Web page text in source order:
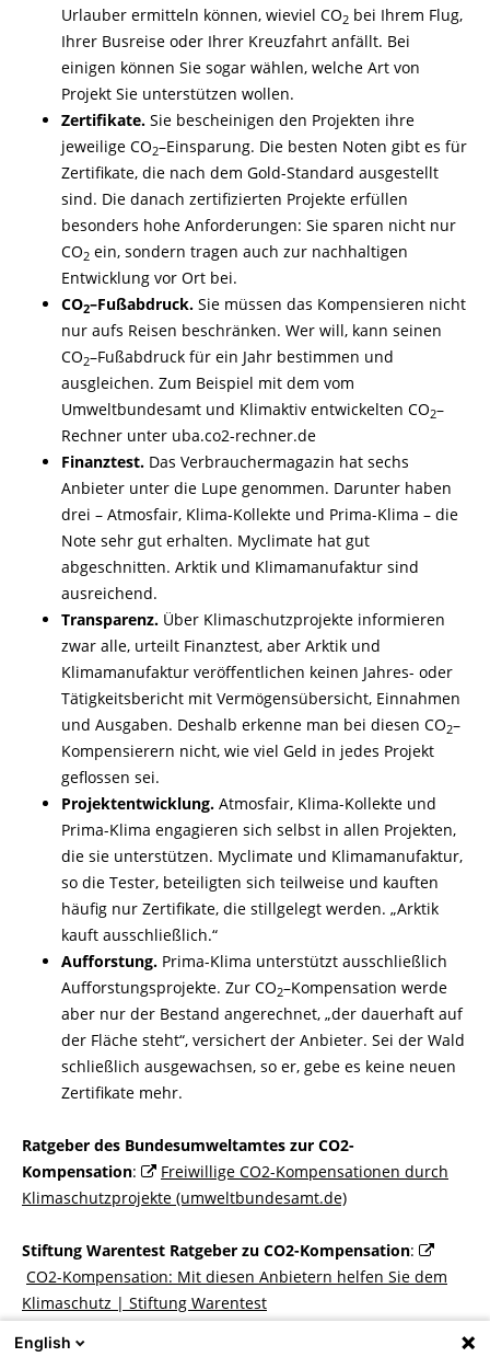
Urlauber ermitteln können, wieviel CO2 bei Ihrem Flug,
Ihrer Busreise oder Ihrer Kreuzfahrt anfällt. Bei
einigen können Sie sogar wählen, welche Art von
Projekt Sie unterstützen wollen.
Zertifikate. Sie bescheinigen den Projekten ihre
jeweilige CO2–Einsparung. Die besten Noten gibt es für
Zertifikate, die nach dem Gold-Standard ausgestellt
sind. Die danach zertifizierten Projekte erfüllen
besonders hohe Anforderungen: Sie sparen nicht nur
CO2 ein, sondern tragen auch zur nachhaltigen
Entwicklung vor Ort bei.
CO2–Fußabdruck. Sie müssen das Kompensieren nicht
nur aufs Reisen beschränken. Wer will, kann seinen
CO2–Fußabdruck für ein Jahr bestimmen und
ausgleichen. Zum Beispiel mit dem vom
Umweltbundesamt und Klimaktiv entwickelten CO2–
Rechner unter uba.co2-rechner.de
Finanztest. Das Verbrauchermagazin hat sechs
Anbieter unter die Lupe genommen. Darunter haben
drei – Atmosfair, Klima-Kollekte und Prima-Klima – die
Note sehr gut erhalten. Myclimate hat gut
abgeschnitten. Arktik und Klimamanufaktur sind
ausreichend.
Transparenz. Über Klimaschutzprojekte informieren
zwar alle, urteilt Finanztest, aber Arktik und
Klimamanufaktur veröffentlichen keinen Jahres- oder
Tätigkeitsbericht mit Vermögensübersicht, Einnahmen
und Ausgaben. Deshalb erkenne man bei diesen CO2–
Kompensierern nicht, wie viel Geld in jedes Projekt
geflossen sei.
Projektentwicklung. Atmosfair, Klima-Kollekte und
Prima-Klima engagieren sich selbst in allen Projekten,
die sie unterstützen. Myclimate und Klimamanufaktur,
so die Tester, beteiligten sich teilweise und kauften
häufig nur Zertifikate, die stillgelegt werden. „Arktik
kauft ausschließlich.“
Aufforstung. Prima-Klima unterstützt ausschließlich
Aufforstungsprojekte. Zur CO2–Kompensation werde
aber nur der Bestand angerechnet, „der dauerhaft auf
der Fläche steht“, versichert der Anbieter. Sei der Wald
schließlich ausgewachsen, so er, gebe es keine neuen
Zertifikate mehr.
Ratgeber des Bundesumweltamtes zur CO2-
Kompensation:
Freiwillige CO2-Kompensationen durch
Klimaschutzprojekte (umweltbundesamt.de)
Stiftung Warentest Ratgeber zu CO2-Kompensation:
CO2-Kompensation: Mit diesen Anbietern helfen Sie dem
Klimaschutz | Stiftung Warentest
English